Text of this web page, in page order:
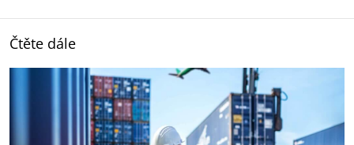
Čtěte dále